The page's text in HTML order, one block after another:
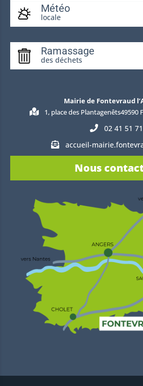
Météo
locale
Ramassage
des déchets
Mairie de Fontevraud
1, place des Plantagenêts49590
02 41 51
accueil-
Nous